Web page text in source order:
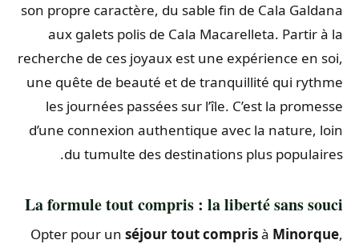
son propre caractère, du sable fin de Cala Galdana
aux galets polis de Cala Macarelleta. Partir à la
recherche de ces joyaux est une expérience en soi,
une quête de beauté et de tranquillité qui rythme
les journées passées sur l’île. C’est la promesse
d’une connexion authentique avec la nature, loin
du tumulte des destinations plus populaires.
La formule tout compris : la liberté sans souci
Opter pour unséjour tout comprisàMinorque